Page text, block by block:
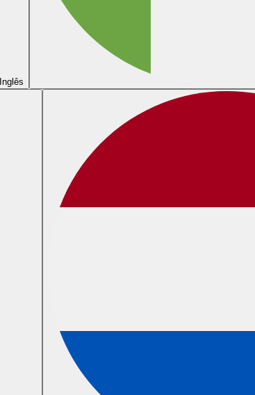
Inglês